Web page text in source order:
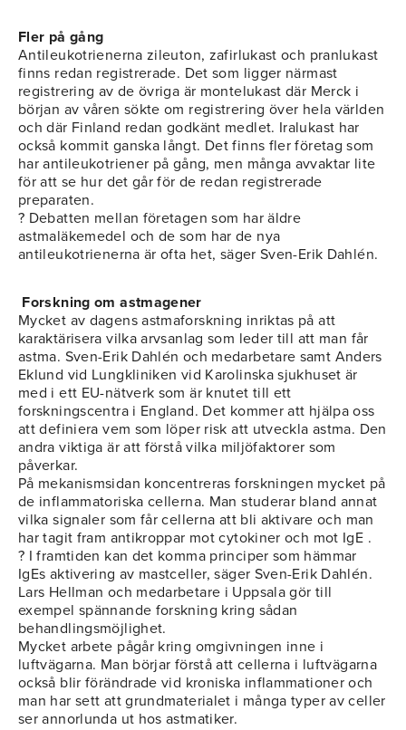
Fler på gång
Antileukotrienerna zileuton, zafirlukast och pranlukast
finns redan registrerade. Det som ligger närmast
registrering av de övriga är montelukast där Merck i
början av våren sökte om registrering över hela världen
och där Finland redan godkänt medlet. Iralukast har
också kommit ganska långt. Det finns fler företag som
har antileukotriener på gång, men många avvaktar lite
för att se hur det går för de redan registrerade
preparaten.
? Debatten mellan företagen som har äldre
astmaläkemedel och de som har de nya
antileukotrienerna är ofta het, säger Sven-Erik Dahlén.
Forskning om astmagener
Mycket av dagens astmaforskning inriktas på att
karaktärisera vilka arvsanlag som leder till att man får
astma. Sven-Erik Dahlén och medarbetare samt Anders
Eklund vid Lungkliniken vid Karolinska sjukhuset är
med i ett EU-nätverk som är knutet till ett
forskningscentra i England. Det kommer att hjälpa oss
att definiera vem som löper risk att utveckla astma. Den
andra viktiga är att förstå vilka miljöfaktorer som
påverkar.
På mekanismsidan koncentreras forskningen mycket på
de inflammatoriska cellerna. Man studerar bland annat
vilka signaler som får cellerna att bli aktivare och man
har tagit fram antikroppar mot cytokiner och mot IgE .
? I framtiden kan det komma principer som hämmar
IgEs aktivering av mastceller, säger Sven-Erik Dahlén.
Lars Hellman och medarbetare i Uppsala gör till
exempel spännande forskning kring sådan
behandlingsmöjlighet.
Mycket arbete pågår kring omgivningen inne i
luftvägarna. Man börjar förstå att cellerna i luftvägarna
också blir förändrade vid kroniska inflammationer och
man har sett att grundmaterialet i många typer av celler
ser annorlunda ut hos astmatiker.